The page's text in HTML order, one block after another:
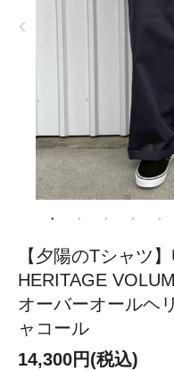
【夕陽のTシャツ
HERITAGE
オーバーオールヘ
ャコール
14,300円(税込)